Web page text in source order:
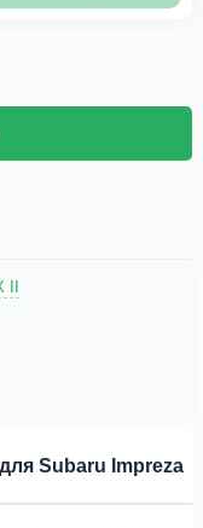
Subaru Impreza